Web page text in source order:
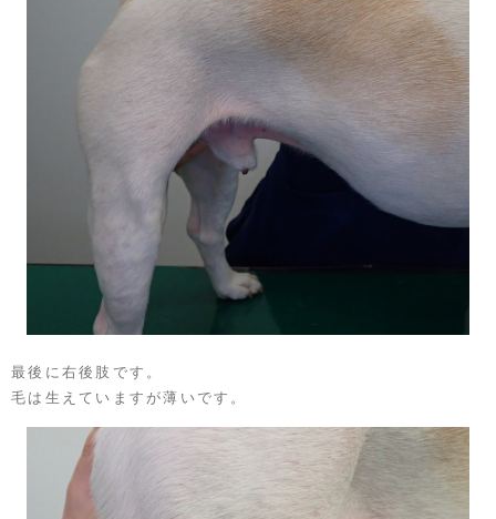
最後に右後肢です。
毛は生えていますが薄いです。